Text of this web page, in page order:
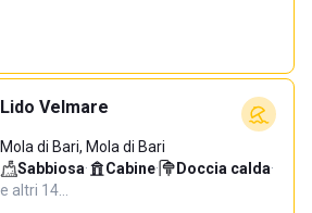
Lido Velmare
Mola di Bari, Mola di Bari
Sabbiosa· Cabine· Doccia calda·
e altri 14…